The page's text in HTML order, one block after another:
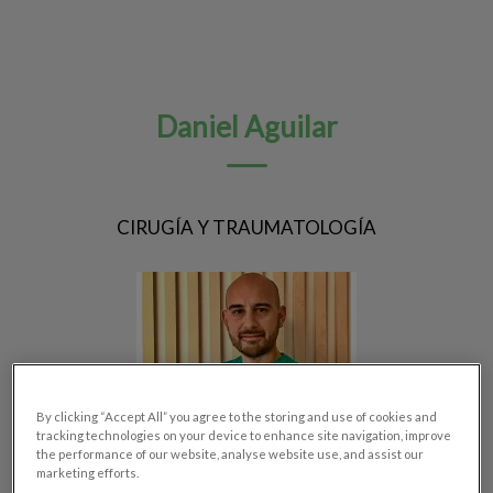
Daniel Aguilar
CIRUGÍA Y TRAUMATOLOGÍA
By clicking “Accept All” you agree to the storing and use of cookies and
tracking technologies on your device to enhance site navigation, improve
the performance of our website, analyse website use, and assist our
marketing efforts.